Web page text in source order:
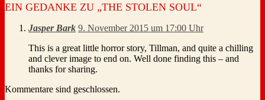
EIN GEDANKE ZU „THE STOLEN SOUL“
Jasper Bark 9. November 2015 um 17:00 Uhr
This is a great little horror story, Tillman, and quite a chilling
and clever image to end on. Well done finding this – and
thanks for sharing.
Kommentare sind geschlossen.